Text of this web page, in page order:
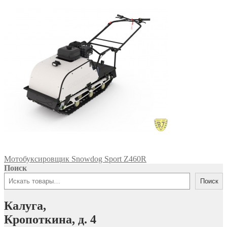
Мотобуксировщик Snowdog Sport Z460R
Поиск
Поиск
Калуга,
Кропоткина, д. 4